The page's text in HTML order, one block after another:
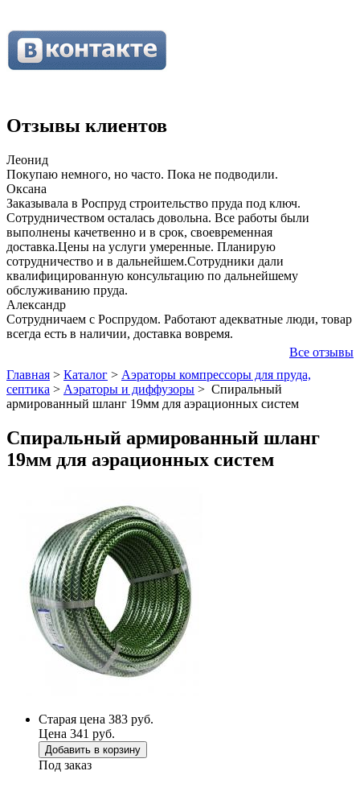
Отзывы клиентов
Леонид
Покупаю немного, но часто. Пока не подводили.
Оксана
Заказывала в Роспруд строительство пруда под ключ.
Сотрудничеством осталась довольна. Все работы были
выполнены качетвенно и в срок, своевременная
доставка.Цены на услуги умеренные. Планирую
сотрудничество и в дальнейшем.Сотрудники дали
квалифицированную консультацию по дальнейшему
обслуживанию пруда.
Александр
Сотрудничаем с Роспрудом. Работают адекватные люди, товар
всегда есть в наличии, доставка вовремя.
Все отзывы
Главная > Каталог > Аэраторы компрессоры для пруда,
септика > Аэраторы и диффузоры > Спиральный
армированный шланг 19мм для аэрационных систем
Спиральный армированный шланг
19мм для аэрационных систем
Старая цена 383 руб.
Цена 341 руб.
Добавить в корзину
Под заказ